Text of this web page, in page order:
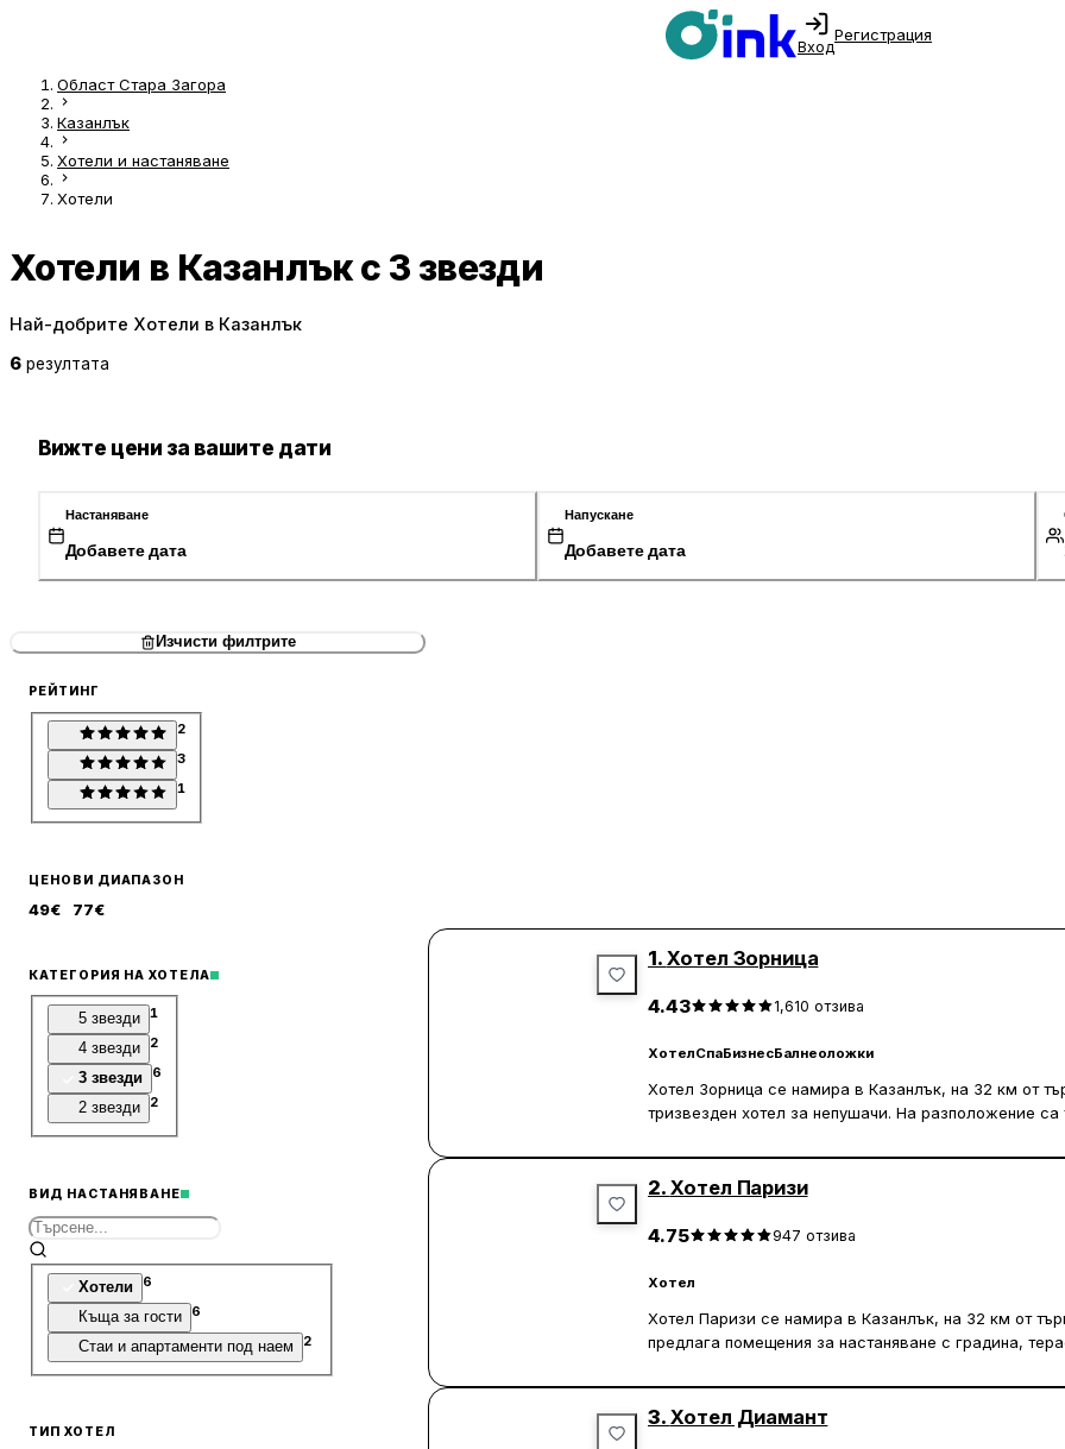
Вход
Регистрация
Област Стара Загора
Казанлък
Хотели и настаняване
Хотели
Хотели в Казанлък с 3 звезди
Най-добрите Хотели в Казанлък
6 резултата
Вижте цени за вашите дати
Настаняване
Добавете дата
Напускане
Добавете дата
Изчисти филтрите
РЕЙТИНГ
2
3
1
ЦЕНОВИ ДИАПАЗОН
49€ 77€
КАТЕГОРИЯ НА ХОТЕЛА
5 звезди 1
4 звезди 2
3 звезди 6
2 звезди 2
ВИД НАСТАНЯВАНЕ
Хотели 6
Къща за гости 6
Стаи и апартаменти под наем 2
ТИП ХОТЕЛ
1. Хотел Зорница
4.43 1,610 отзива
ХотелСпаБизнесБалнеоложки
Хотел Зорница се намира в Казанлък, на 32 км от
тризвезден хотел за непушачи. На разположение
Загора.
гардероб, бюро, телевизор с плосък екран и кът за
изворна вода, както и градината. Рецепцията е на
персоналът говори български и английски език.
2. Хотел Паризи
4.75 947 отзива
Хотел
Хотел Паризи се намира в Казанлък, на 32 км от
предлага помещения за настаняване с градина,
персоналът на място може да организира летищни
3. Хотел Диамант